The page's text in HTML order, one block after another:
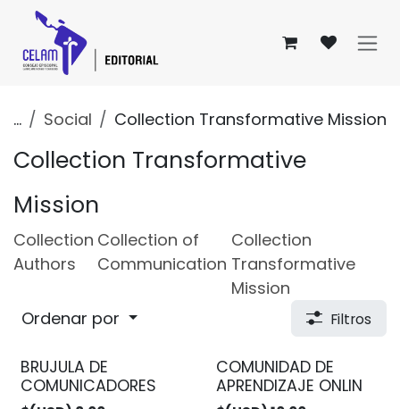
Ir al contenido
... Social Collection Transformative Mission
Collection Transformative
Mission
Collection
Authors
Collection of
Communication
Collection
Transformative
Mission
Ordenar por
Filtros
BRUJULA DE
COMUNICADORES
COMUNIDAD DE
APRENDIZAJE ONLIN